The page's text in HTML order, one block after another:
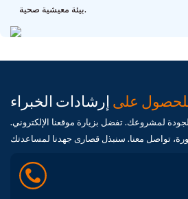
بيئة معيشية صحية.
على إرشادات الخبراء
لمشروعك. تفضل بزيارة موقعنا الإلكتروني.